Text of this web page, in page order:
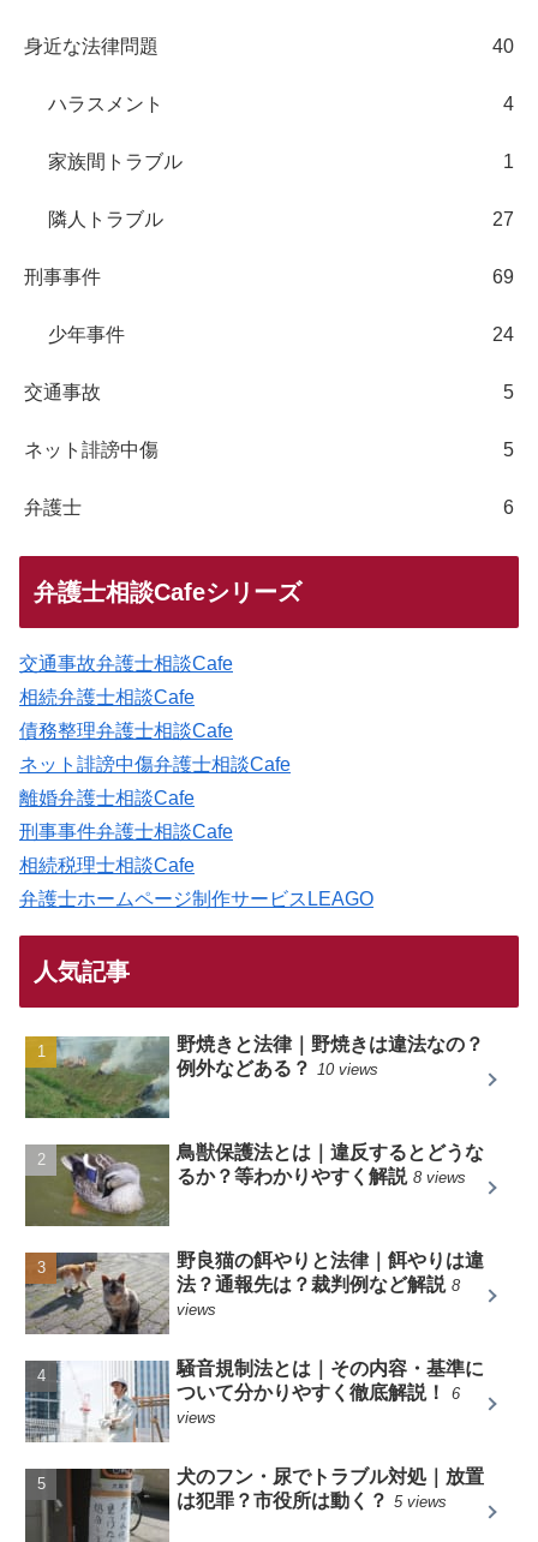
身近な法律問題 40
ハラスメント 4
家族間トラブル 1
隣人トラブル 27
刑事事件 69
少年事件 24
交通事故 5
ネット誹謗中傷 5
弁護士 6
弁護士相談Cafeシリーズ
交通事故弁護士相談Cafe
相続弁護士相談Cafe
債務整理弁護士相談Cafe
ネット誹謗中傷弁護士相談Cafe
離婚弁護士相談Cafe
刑事事件弁護士相談Cafe
相続税理士相談Cafe
弁護士ホームページ制作サービスLEAGO
人気記事
野焼きと法律｜野焼きは違法なの？
例外などある？
10 views
鳥獣保護法とは｜違反するとどうな
るか？等わかりやすく解説 8 views
野良猫の餌やりと法律｜餌やりは違
法？通報先は？裁判例など解説 8
views
騒音規制法とは｜その内容・基準に
ついて分かりやすく徹底解説！
6
views
犬のフン・尿でトラブル対処｜放置
は犯罪？市役所は動く？ 5 views